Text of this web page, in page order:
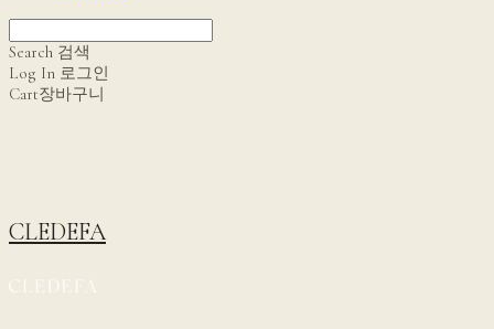
Search 검색
Log In 로그인
Cart장바구니
CLEDEFA